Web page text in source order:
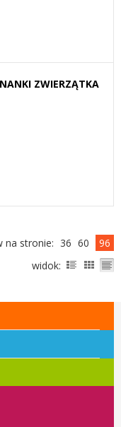
ZWIERZĄTKA
na stronie: 36 60
96
widok: